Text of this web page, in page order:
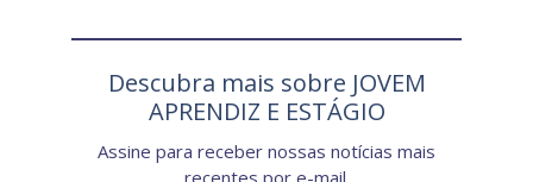
Descubra mais sobre JOVEM
APRENDIZ E ESTÁGIO
Assine para receber nossas notícias mais
recentes por e-mail.